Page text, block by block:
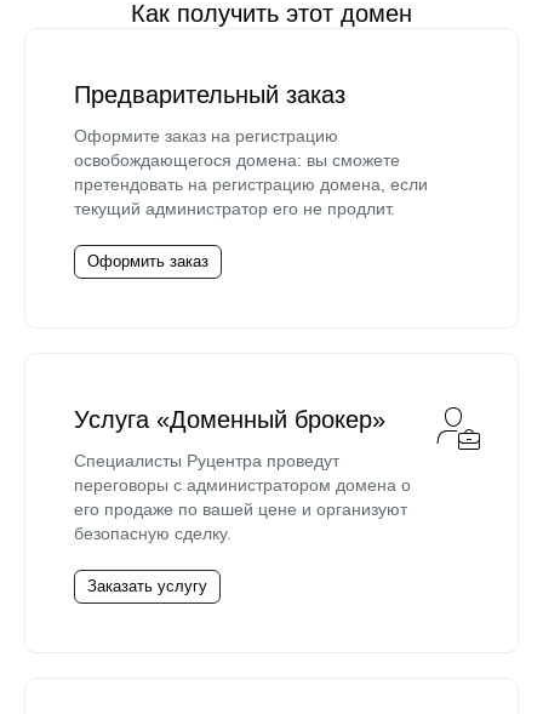
Как получить этот домен
Предварительный заказ
Оформите заказ на регистрацию
освобождающегося домена: вы сможете
претендовать на регистрацию домена, если
текущий администратор его не продлит.
Оформить заказ
Услуга «Доменный брокер»
Специалисты Руцентра проведут
переговоры с администратором домена о
его продаже по вашей цене и организуют
безопасную сделку.
Заказать услугу